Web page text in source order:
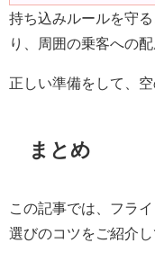
持ち込みルールを守
り、周囲の乗客への配
正しい準備をして、
まとめ
この記事では、フラ
選びのコツをご紹介し